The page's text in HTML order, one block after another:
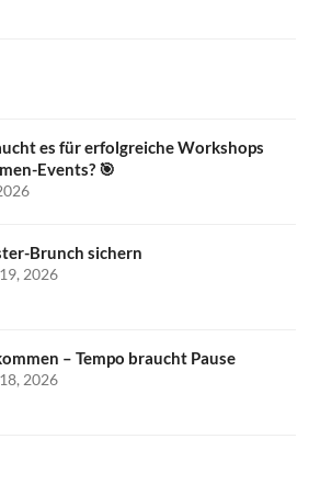
es für erfolgreiche Workshops
Events? 🎯
Brunch sichern
2026
– Tempo braucht Pause
2026